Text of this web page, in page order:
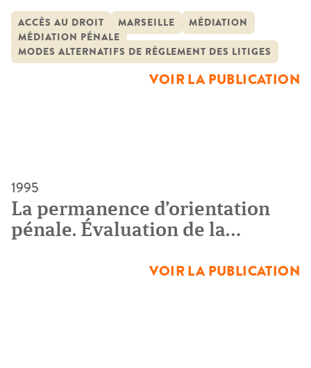
Mais ces deux dynamiques se sont dessinées parallèlement,
portées par des forces sociales et des groupes d’intérêts
distincts. La dynamique de développement de l’accès au
ACCÈS AU DROIT MARSEILLE
MÉDIATION
MÉDIATION PÉNALE
MODES ALTERNATIFS DE RÈGLEMENT DES LITIGES
VOIR LA PUBLICATION
1995
La permanence d’orientation
pénale. Évaluation de la
VOIR LA PUBLICATION